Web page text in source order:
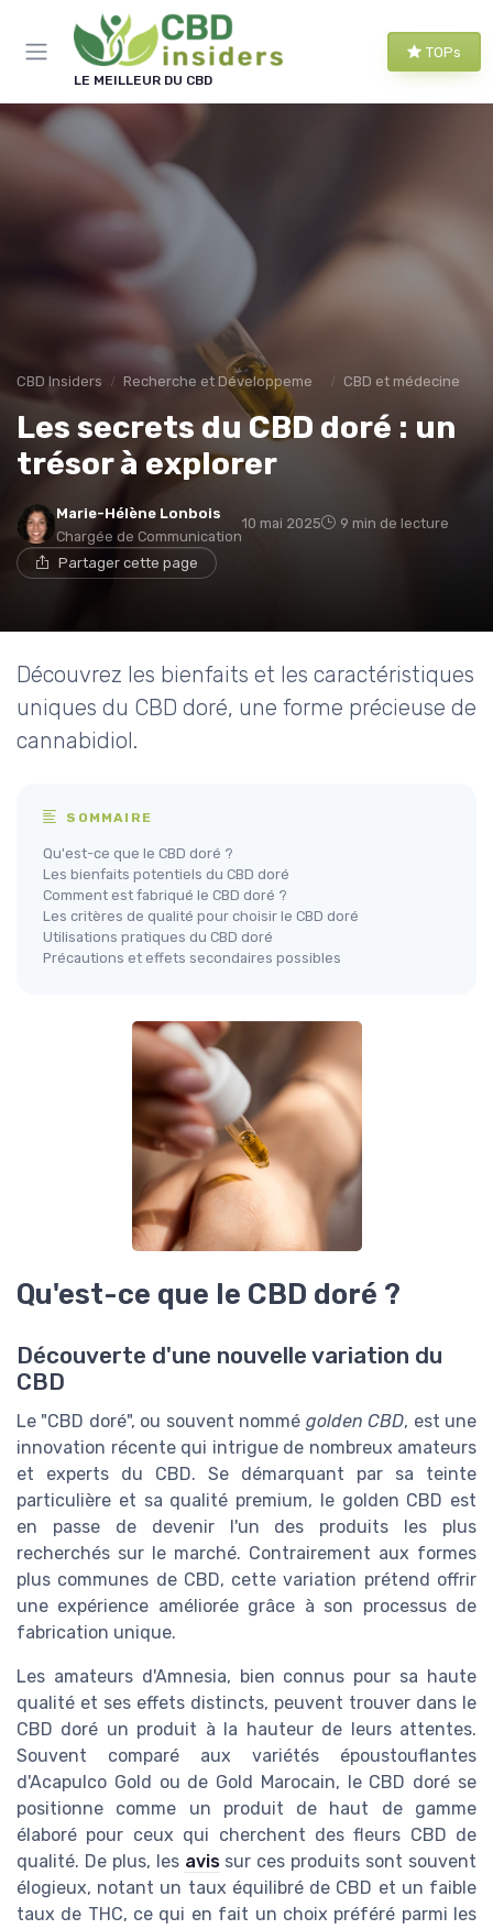
LE MEILLEUR DU CBD
TOPs
CBD Insiders Recherche et Développement en CBD CBD et médecine
Les secrets du CBD doré : un
trésor à explorer
Marie-Hélène Lonbois
Chargée de Communication
10 mai 2025 9 min de lecture
Partager cette page
Découvrez les bienfaits et les caractéristiques
uniques du CBD doré, une forme précieuse de
cannabidiol.
SOMMAIRE
Qu'est-ce que le CBD doré ?
Les bienfaits potentiels du CBD doré
Comment est fabriqué le CBD doré ?
Les critères de qualité pour choisir le CBD doré
Utilisations pratiques du CBD doré
Précautions et effets secondaires possibles
Qu'est-ce que le CBD doré ?
Découverte d'une nouvelle variation du
CBD
Le "CBD doré", ou souvent nommé golden CBD, est une
innovation récente qui intrigue de nombreux amateurs
et experts du CBD. Se démarquant par sa teinte
particulière et sa qualité premium, le golden CBD est
en passe de devenir l'un des produits les plus
recherchés sur le marché. Contrairement aux formes
plus communes de CBD, cette variation prétend offrir
une expérience améliorée grâce à son processus de
fabrication unique.
Les amateurs d'Amnesia, bien connus pour sa haute
qualité et ses effets distincts, peuvent trouver dans le
CBD doré un produit à la hauteur de leurs attentes.
Souvent comparé aux variétés époustouflantes
d'Acapulco Gold ou de Gold Marocain, le CBD doré se
positionne comme un produit de haut de gamme
élaboré pour ceux qui cherchent des fleurs CBD de
qualité. De plus, les avissur ces produits sont souvent
élogieux, notant un taux équilibré de CBD et un faible
taux de THC, ce qui en fait un choix préféré parmi les
Panneau de gestion des cookies